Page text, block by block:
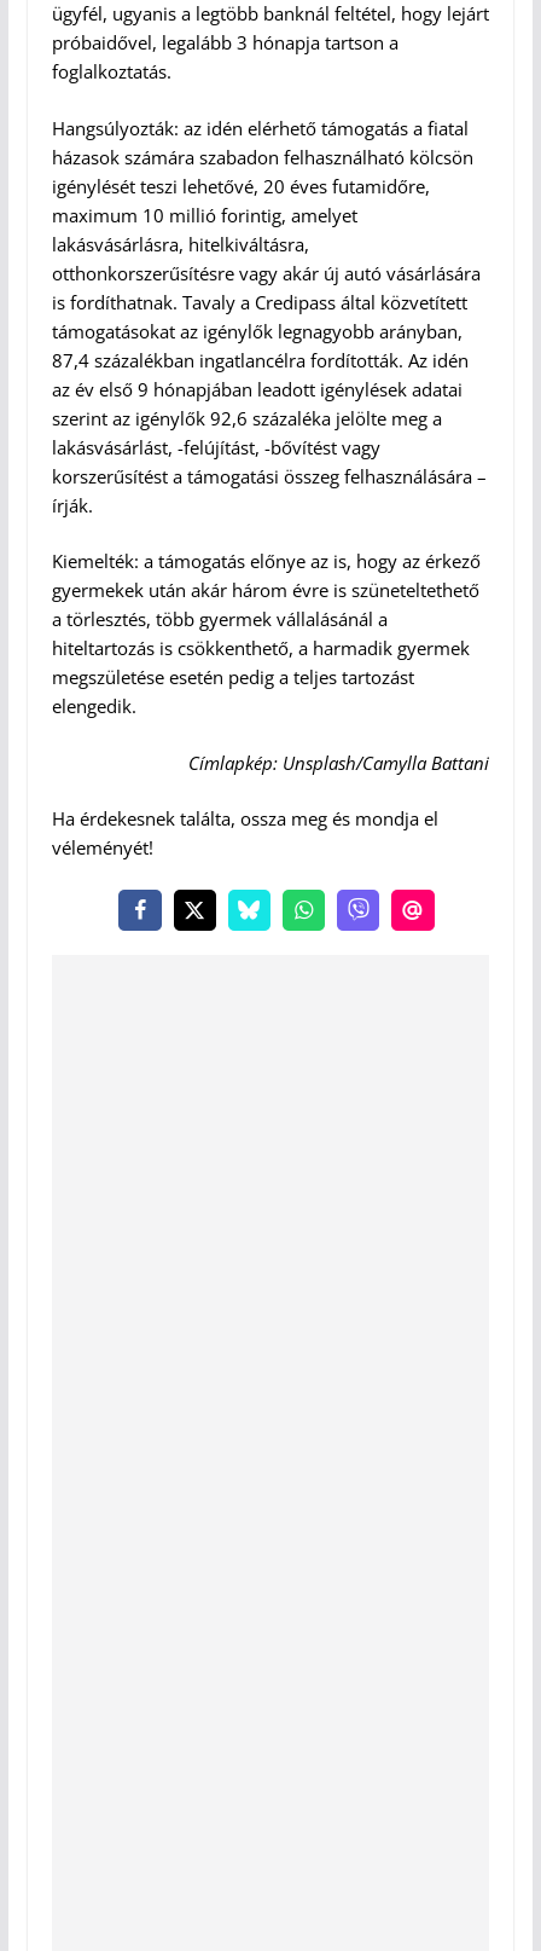
ügyfél, ugyanis a legtöbb banknál feltétel, hogy lejárt
próbaidővel, legalább 3 hónapja tartson a
foglalkoztatás.
Hangsúlyozták: az idén elérhető támogatás a fiatal
házasok számára szabadon felhasználható kölcsön
igénylését teszi lehetővé, 20 éves futamidőre,
maximum 10 millió forintig, amelyet
lakásvásárlásra, hitelkiváltásra,
otthonkorszerűsítésre vagy akár új autó vásárlására
is fordíthatnak. Tavaly a Credipass által közvetített
támogatásokat az igénylők legnagyobb arányban,
87,4 százalékban ingatlancélra fordították. Az idén
az év első 9 hónapjában leadott igénylések adatai
szerint az igénylők 92,6 százaléka jelölte meg a
lakásvásárlást, -felújítást, -bővítést vagy
korszerűsítést a támogatási összeg felhasználására –
írják.
Kiemelték: a támogatás előnye az is, hogy az érkező
gyermekek után akár három évre is szüneteltethető
a törlesztés, több gyermek vállalásánál a
hiteltartozás is csökkenthető, a harmadik gyermek
megszületése esetén pedig a teljes tartozást
elengedik.
Címlapkép: Unsplash/Camylla Battani
Ha érdekesnek találta, ossza meg és mondja el
véleményét!